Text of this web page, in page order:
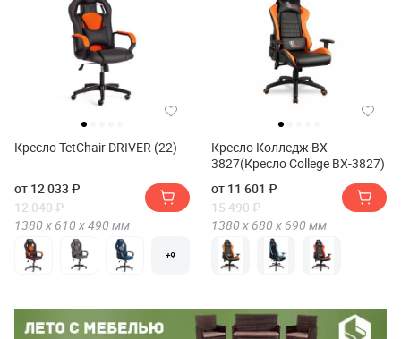
Кресло TetChair DRIVER (22)
от 12 033 ₽
12 040 ₽
1380 х 610 х490 мм
+9
Кресло Колледж BX-
3827(Кресло College BX-3827)
от 11 601 ₽
15 490 ₽
1380 х 680 х 690 мм